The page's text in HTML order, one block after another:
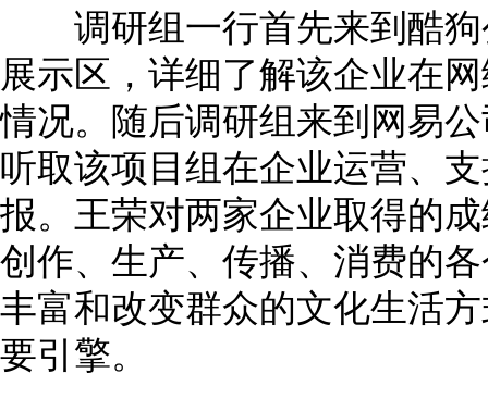
调研组一行首先来到酷狗
展示区，详细了解该企业在
情况。随后调研组来到网易
听取该项目组在企业运营、
报。王荣对两家企业取得的
创作、生产、传播、消费的
丰富和改变群众的文化生活
要引擎。